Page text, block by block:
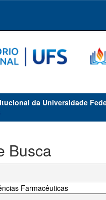
da Universidade
Busca